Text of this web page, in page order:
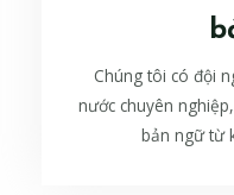
Chúng tôi có đội
nước chuyên
bản ngữ từ